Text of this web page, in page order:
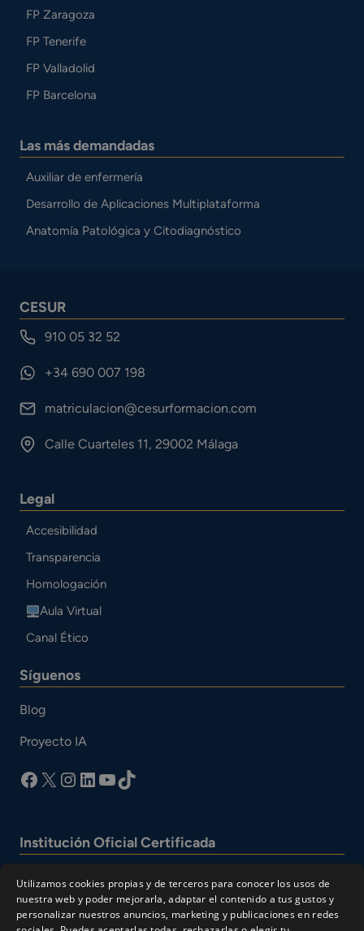
FP Zaragoza
FP Tenerife
FP Valladolid
FP Barcelona
Las más demandadas
Auxiliar de enfermería
Desarrollo de Aplicaciones Multiplataforma
Anatomía Patológica y Citodiagnóstico
CESUR
910 05 32 52
+34 690 007 198
matriculacion@cesurformacion.com
Calle Cuarteles 11, 29002 Málaga
Legal
Accesibilidad
Transparencia
Homologación
Aula Virtual
Canal Ético
Síguenos
Blog
Proyecto IA
facebook
X Instagram
LinkedIn
YouTube
TikTok
Institución Oficial Certificada
Utilizamos cookies propias y de terceros para conocer los usos de
nuestra web y poder mejorarla, adaptar el contenido a tus gustos y
personalizar nuestros anuncios, marketing y publicaciones en redes